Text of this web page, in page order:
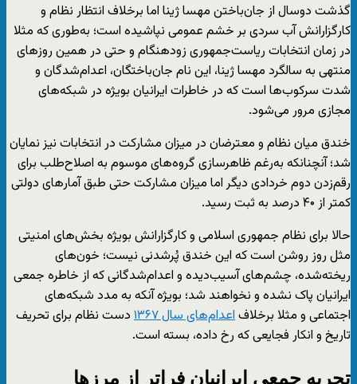
گذشت دوسال از جان‌باختن مهسا ژینا اما برخلاف انتظار نظام و
کارگزارانش آب سردی بر خشم عمومی نپاشیده است؛ به‌طوری که مثلا
در زمان انتخابات ریاست‌جمهوری زودهنگام و حتی در همین روزهای
منتهی به سالگرد مهسا ژینا، این نام جان‌باختگان، اعدام‌شدگان و
شدت سرکوب‌ها است که در خاطرات ایرانیان بویژه در شبکه‌های
مجازی مرور می‌شود.
خندق میان نظام و معترضان در میزان مشارکت در انتخابات نیز نمایان
شد؛ آنچنانکه به‌رغم ظاهرسازی گروه‌های موسوم به اصلاح‌طلب برای
رقم‌زدن دوم خردادی دیگر اما میزان مشارکت حتی طبق آمارهای دولتی
کمتر از ۴۰ درصد به ثبت رسید.
حالا برای نظام جمهوری اسلامی و کارگزارانش بویژه بخش‌های امنیتی
مثل روز روشن است که این خندق پُرشدنی نیست؛ خون‌های
ریخته‌شده‌، چشم‌های آسیب‌دیده و اعدام‌شدگانی که از خاطره جمعی
ایرانیان پاک نشده و نخواهند شد؛ بویژه آنکه به مدد شبکه‌های
اجتماعی و مثلا برخلافاعدام‌های سال ۱۳۶۷
دست نظام برای تحریف
تاریخ و انکار فجایعی که رخ داده، بسته است.
تجربه جمعی ایرانیان فراتر از مرزها